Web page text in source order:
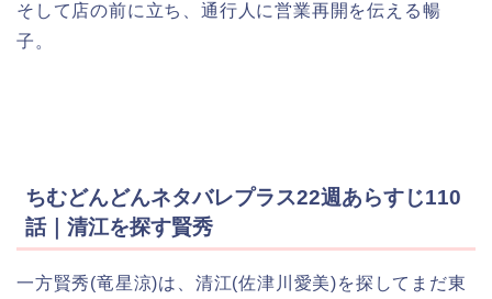
そして店の前に立ち、通行人に営業再開を伝える暢
子。
ちむどんどんネタバレプラス22週あらすじ110
話｜清江を探す賢秀
一方賢秀(竜星涼)は、清江(佐津川愛美)を探してまだ東